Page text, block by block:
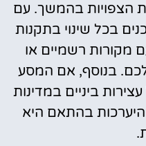
הצפויות בהמשך. עם
בכל שינוי בתקנות
מקורות רשמיים או
בנוסף, אם המסע
ביניים במדינות
היערכות בהתאם היא